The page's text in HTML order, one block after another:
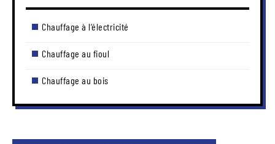
Chauffage à l’électricité
Chauffage au fioul
Chauffage au bois